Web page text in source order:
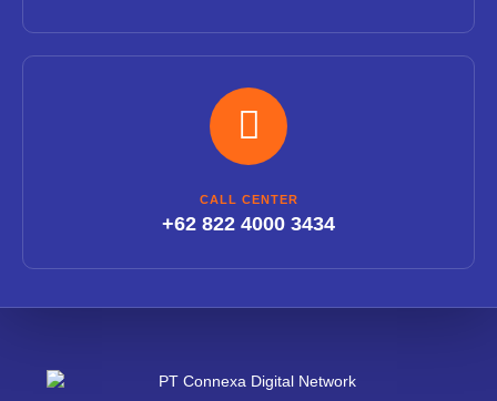
CALL CENTER
+62 822 4000 3434